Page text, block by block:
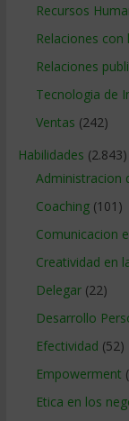
Recursos
Relaciones con
Relaciones
Tecnologia de
Ventas (242)
Habilidades (2.843)
Administracion
Coaching(101)
Comunicacion
Creatividad en
Delegar(22)
Desarrollo
Efectividad (52)
Empowerment
Etica en los